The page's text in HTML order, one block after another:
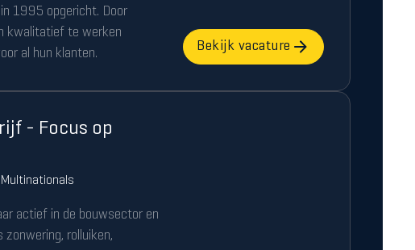
1995 opgericht. Door
kwalitatief te werken
al hun klanten.
Bekijk vacature
- Focus op
Multinationals
actief in de bouwsector en
rolluiken,